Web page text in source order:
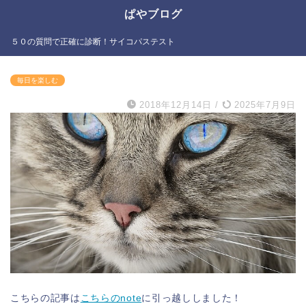
ぱやブログ
５０の質問で正確に診断！サイコパステスト
毎日を楽しむ
2018年12月14日 / 2025年7月9日
こちらの記事は こちらのnoteに引っ越ししました！